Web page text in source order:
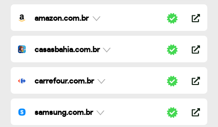
amazon.com.br
casasbahia.com.br
carrefour.com.br
samsung.com.br